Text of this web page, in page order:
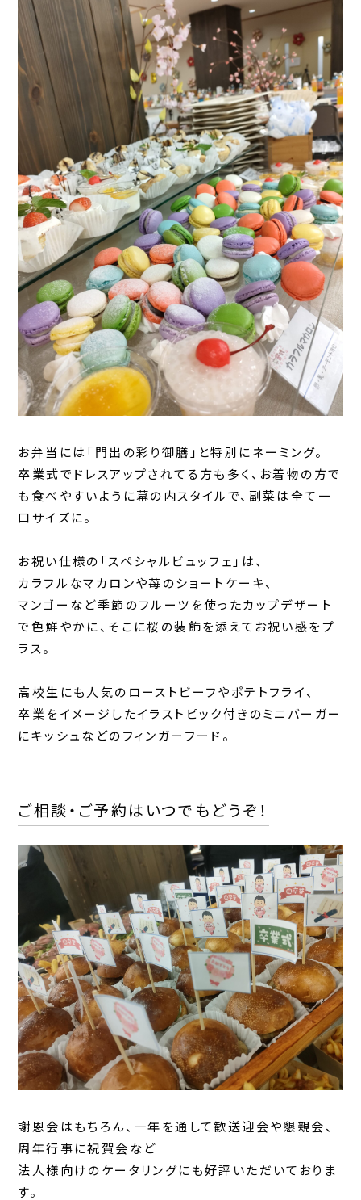
お弁当には「門出の彩り御膳」と特別にネーミング。
卒業式でドレスアップされてる方も多く、お着物の方で
も食べやすいように幕の内スタイルで、副菜は全て一
口サイズに。
お祝い仕様の「スペシャルビュッフェ」は、
カラフルなマカロンや苺のショートケーキ、
マンゴーなど季節のフルーツを使ったカップデザート
で色鮮やかに、そこに桜の装飾を添えてお祝い感をプ
ラス。
高校生にも人気のローストビーフやポテトフライ、
卒業をイメージしたイラストピック付きのミニバーガー
にキッシュなどのフィンガーフード。
ご相談・ご予約はいつでもどうぞ！
謝恩会はもちろん、一年を通して歓送迎会や懇親会、
周年行事に祝賀会など
法人様向けのケータリングにも好評いただいておりま
す。